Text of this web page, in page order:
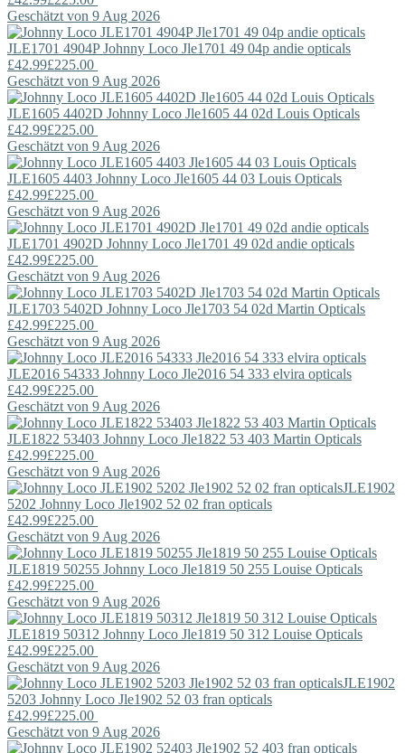
Geschätzt von 9 Aug 2026
JLE1701 4904PJohnny Loco Jle1701 49 04p andie opticals
£42.99£225.00
Geschätzt von 9 Aug 2026
JLE1605 4402D Johnny Loco Jle1605 44 02d Louis Opticals
£42.99£225.00
Geschätzt von 9 Aug 2026
JLE1605 4403 Johnny Loco Jle1605 44 03 Louis Opticals
£42.99£225.00
Geschätzt von 9 Aug 2026
JLE1701 4902D Johnny Loco Jle1701 49 02d andie opticals
£42.99£225.00
Geschätzt von 9 Aug 2026
JLE1703 5402D Johnny Loco Jle1703 54 02d Martin Opticals
£42.99£225.00
Geschätzt von 9 Aug 2026
JLE2016 54333 Johnny Loco Jle2016 54 333 elvira opticals
£42.99£225.00
Geschätzt von 9 Aug 2026
JLE1822 53403 Johnny Loco Jle1822 53 403 Martin Opticals
£42.99£225.00
Geschätzt von 9 Aug 2026
JLE1902
5202 Johnny Loco Jle1902 52 02 fran opticals
£42.99£225.00
Geschätzt von 9 Aug 2026
JLE1819 50255 Johnny Loco Jle1819 50 255 Louise Opticals
£42.99£225.00
Geschätzt von 9 Aug 2026
JLE1819 50312 Johnny Loco Jle1819 50 312 Louise Opticals
£42.99£225.00
Geschätzt von 9 Aug 2026
JLE1902
5203 Johnny Loco Jle1902 52 03 fran opticals
£42.99£225.00
Geschätzt von 9 Aug 2026